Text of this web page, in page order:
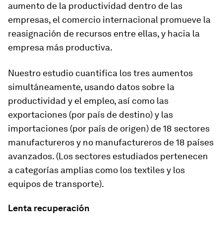
aumento de la productividad dentro de las
empresas, el comercio internacional promueve la
reasignación de recursos entre ellas, y hacia la
empresa más productiva.
Nuestro estudio cuantifica los tres aumentos
simultáneamente, usando datos sobre la
productividad y el empleo, así como las
exportaciones (por país de destino) y las
importaciones (por país de origen) de 18 sectores
manufactureros y no manufactureros de 18 países
avanzados. (Los sectores estudiados pertenecen
a categorías amplias como los textiles y los
equipos de transporte).
Lenta recuperación